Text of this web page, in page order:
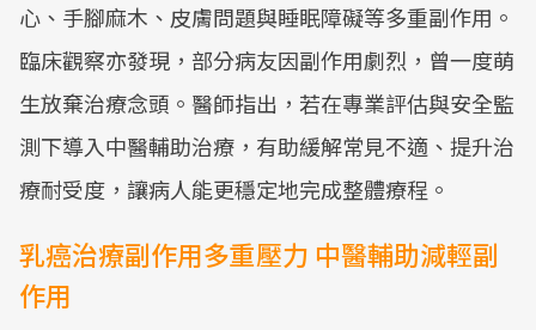
心、手腳麻木、皮膚問題與睡眠障礙等多重副作用。
臨床觀察亦發現，部分病友因副作用劇烈，曾一度萌
生放棄治療念頭。醫師指出，若在專業評估與安全監
測下導入中醫輔助治療，有助緩解常見不適、提升治
療耐受度，讓病人能更穩定地完成整體療程。
乳癌治療副作用多重壓力 中醫輔助減輕副
作用